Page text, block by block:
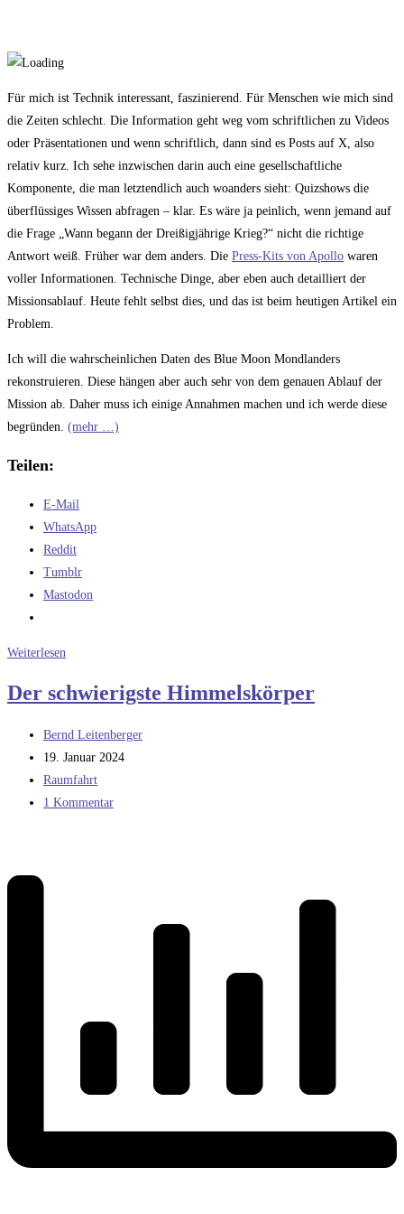
Für mich ist Technik interessant, faszinierend. Für Menschen wie mich sind
die Zeiten schlecht. Die Information geht weg vom schriftlichen zu Videos
oder Präsentationen und wenn schriftlich, dann sind es Posts auf X, also
relativ kurz. Ich sehe inzwischen darin auch eine gesellschaftliche
Komponente, die man letztendlich auch woanders sieht: Quizshows die
überflüssiges Wissen abfragen – klar. Es wäre ja peinlich, wenn jemand auf
die Frage „Wann begann der Dreißigjährige Krieg?“ nicht die richtige
Antwort weiß. Früher war dem anders. Die Press-Kits von Apollo waren
voller Informationen. Technische Dinge, aber eben auch detailliert der
Missionsablauf. Heute fehlt selbst dies, und das ist beim heutigen Artikel ein
Problem.
Ich will die wahrscheinlichen Daten des Blue Moon Mondlanders
rekonstruieren. Diese hängen aber auch sehr von dem genauen Ablauf der
Mission ab. Daher muss ich einige Annahmen machen und ich werde diese
begründen. (mehr …)
Teilen:
E-Mail
WhatsApp
Reddit
Tumblr
Mastodon
Weiterlesen
Blue
Mondlander
Der schwierigste Himmelskörper
Beitrags-
Autor:
Bernd Leitenberger
Beitrag
veröffentlicht:
19. Januar 2024
Beitrags-
Kategorie:
Raumfahrt
Beitrags-
1 Kommentar